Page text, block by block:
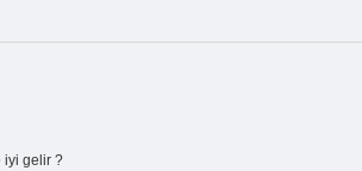
iyi gelir ?